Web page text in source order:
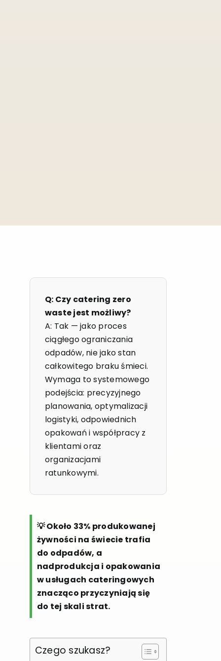
Q: Czy catering zero
waste jest możliwy?
A: Tak — jako proces
ciągłego ograniczania
odpadów, nie jako stan
całkowitego braku śmieci.
Wymaga to systemowego
podejścia: precyzyjnego
planowania, optymalizacji
logistyki, odpowiednich
opakowań i współpracy z
klientami oraz
organizacjami
ratunkowymi.
💡 Około 33% produkowanej
żywności na świecie trafia
do odpadów, a
nadprodukcja i opakowania
w usługach cateringowych
znacząco przyczyniają się
do tej skali strat.
Czego szukasz?